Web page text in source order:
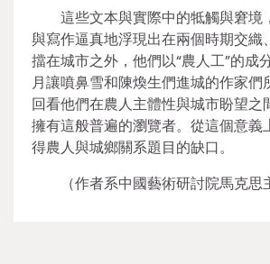
這些文本與實際中的牴觸與窘
與寫作逼真地浮現出在兩個時期交
擋在城市之外，他們以“農人工”的
月讓噴鼻雪和陳煥生們進城的作家
回看他們在農人主體性與城市盼望
擁有這般普遍的瀏覽者。從這個意義
得農人與城鄉關系題目的缺口。
（作者系中國藝術研討院馬克